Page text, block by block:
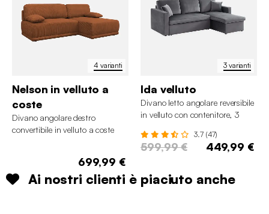
4 varianti
Nelson in velluto a
coste
Divano angolare destro
convertibile in velluto a coste
699,99 €
3 varianti
Ida velluto
Divano letto angolare reversibile
in velluto con contenitore, 3
3.7 (47)
599,99 € 449,99 €
Ai nostri clienti è piaciuto anche